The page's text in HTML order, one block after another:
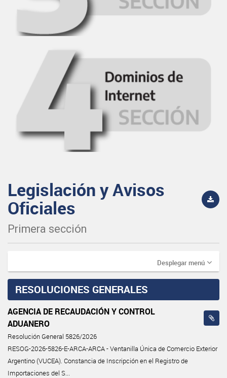
Legislación y Avisos
Oficiales
Primera sección
Desplegar menú
RESOLUCIONES GENERALES
AGENCIA DE RECAUDACIÓN Y CONTROL
ADUANERO
Resolución General 5826/2026
RESOG-2026-5826-E-ARCA-ARCA - Ventanilla Única de Comercio Exterior
Argentino (VUCEA). Constancia de Inscripción en el Registro de
Importaciones del S...